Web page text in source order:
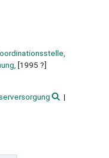
[1995 ?]